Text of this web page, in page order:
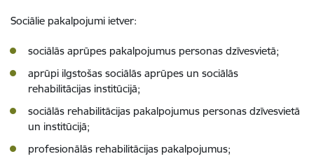
Sociālie pakalpojumi ietver:
sociālās aprūpes pakalpojumus personas dzīvesvietā;
aprūpi ilgstošas sociālās aprūpes un sociālās
rehabilitācijas institūcijā;
sociālās rehabilitācijas pakalpojumus personas dzīvesvietā
un institūcijā;
profesionālās rehabilitācijas pakalpojumus;